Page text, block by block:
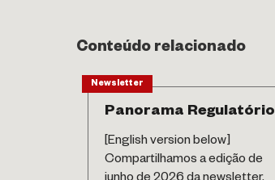
Conteúdo relacionado
Newsletter
Panorama Regulatório
[English version below]
Compartilhamos a edição de